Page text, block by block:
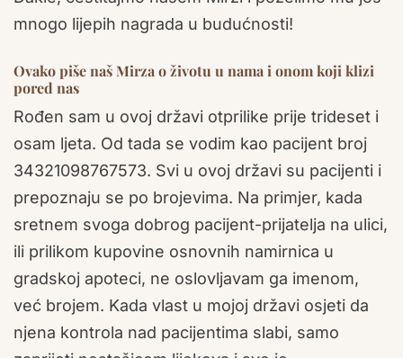
mnogo lijepih nagrada u budućnosti!
Ovako piše naš Mirza o životu u nama i onom koji klizi
pored nas
Rođen sam u ovoj državi otprilike prije trideset i
osam ljeta. Od tada se vodim kao pacijent broj
34321098767573. Svi u ovoj državi su pacijenti i
prepoznaju se po brojevima. Na primjer, kada
sretnem svoga dobrog pacijent-prijatelja na ulici,
ili prilikom kupovine osnovnih namirnica u
gradskoj apoteci, ne oslovljavam ga imenom,
već brojem. Kada vlast u mojoj državi osjeti da
njena kontrola nad pacijentima slabi, samo